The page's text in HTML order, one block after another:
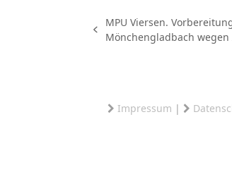
vorheriger
MPU Viersen.
Mönchengladbach
Impressum |